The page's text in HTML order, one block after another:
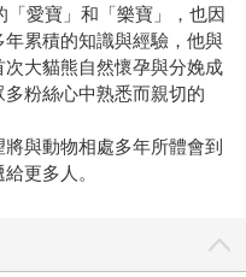
「愛寶」和「樂寶」，也因
累積的知識與經驗，他與
大貓熊自然懷孕與分娩成
粉絲心中熟悉而親切的
與動物相處多年所體會到
更多人。